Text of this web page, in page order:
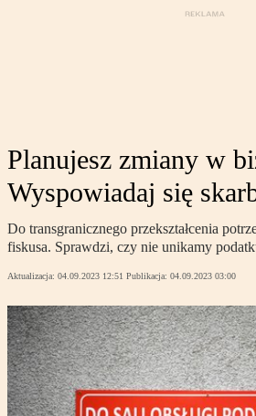
Planujesz zmiany w
Wyspowiadaj się
Do transgranicznego przekształcenia
fiskusa. Sprawdzi, czy nie unikamy
Aktualizacja: 04.09.2023 12:51 Publikacja: 04.09.2023 03:00